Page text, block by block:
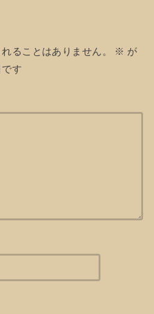
ることはありません。 ※ が
す